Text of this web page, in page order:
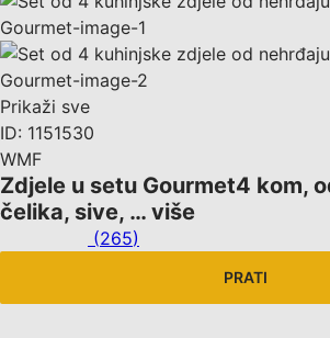
Prikaži sve
ID: 1151530
WMF
Zdjele u setu Gourmet4 kom,
čelika, sive, … više
(265)
PRATI